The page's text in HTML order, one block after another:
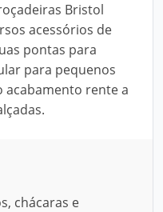
Bristol
acessórios de
pontas para
para pequenos
acabamento rente a
chácaras e